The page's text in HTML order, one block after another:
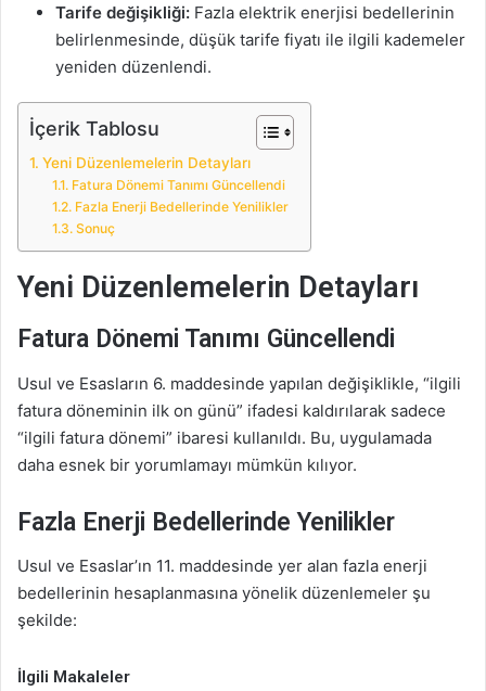
Tarife değişikliği: Fazla elektrik enerjisi bedellerinin
belirlenmesinde, düşük tarife fiyatı ile ilgili kademeler
yeniden düzenlendi.
İçerik Tablosu
Yeni Düzenlemelerin Detayları
Fatura Dönemi Tanımı Güncellendi
Fazla Enerji Bedellerinde Yenilikler
Sonuç
Yeni Düzenlemelerin Detayları
Fatura Dönemi Tanımı Güncellendi
Usul ve Esasların 6. maddesinde yapılan değişiklikle, “ilgili
fatura döneminin ilk on günü” ifadesi kaldırılarak sadece
“ilgili fatura dönemi” ibaresi kullanıldı. Bu, uygulamada
daha esnek bir yorumlamayı mümkün kılıyor.
Fazla Enerji Bedellerinde Yenilikler
Usul ve Esaslar’ın 11. maddesinde yer alan fazla enerji
bedellerinin hesaplanmasına yönelik düzenlemeler şu
şekilde:
İlgili Makaleler